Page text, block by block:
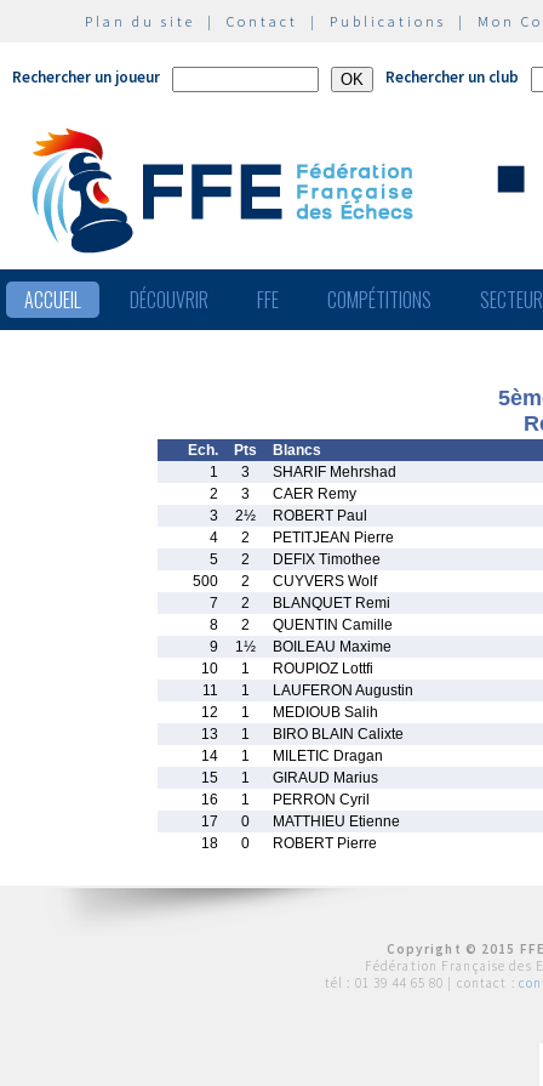
Plan du site | Contact | Publications | Mon
Rechercher un joueur Rechercher un club
ACCUEIL DÉCOUVRIR FFE COMPÉTITIONS
Ech. Pts
Blancs
1
3
SHARIF Mehrshad
2
3
CAER Remy
3
2½
ROBERT Paul
4
2
PETITJEAN Pierre
5
2
DEFIX Timothee
500
2
CUYVERS Wolf
7
2
BLANQUET Remi
8
2
QUENTIN Camille
9
1½
BOILEAU Maxime
10
1
ROUPIOZ Lottfi
11
1
LAUFERON Augustin
12
1
MEDIOUB Salih
13
1
BIRO BLAIN Calixte
14
1
MILETIC Dragan
15
1
GIRAUD Marius
16
1
PERRON Cyril
17
0
MATTHIEU Etienne
18
0 ROBERT Pierre
Copyright © 2015
Fédération Française des
tél : 01 39 44 65 80 | contact :